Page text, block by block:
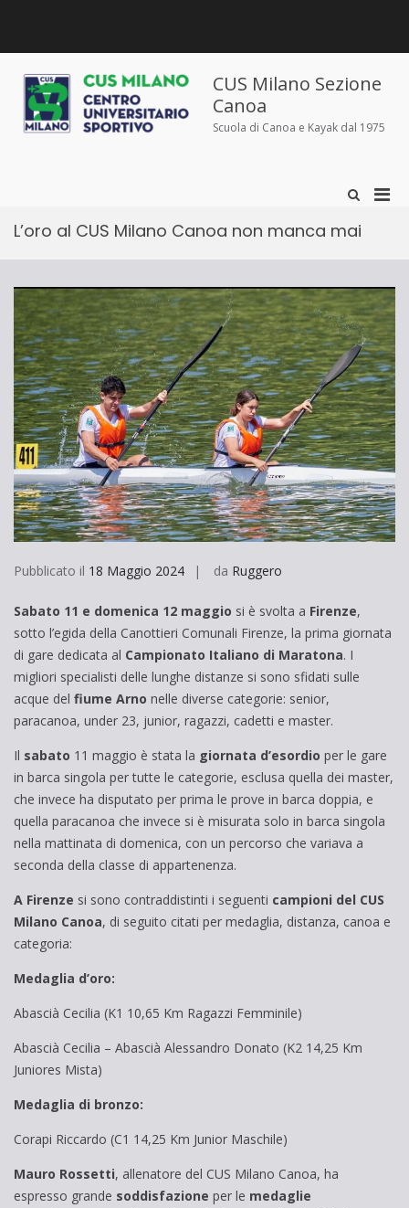
siamo
siamo
e
iscrizioni
sportivo
CUS Milano Sezione
Canoa
Scuola di Canoa e Kayak dal 1975
Mostra
modulo
L’oro al CUS Milano Canoa non manca mai
Pubblicato il 18 Maggio 2024 da Ruggero
Sabato 11 e domenica 12 maggio si è svolta a Firenze,
sotto l’egida della Canottieri Comunali Firenze, la prima giornata
di gare dedicata al Campionato Italiano di Maratona. I
migliori specialisti delle lunghe distanze si sono sfidati sulle
acque del fiume Arno nelle diverse categorie: senior,
paracanoa, under 23, junior, ragazzi, cadetti e master.
Il sabato 11 maggio è stata la giornata d’esordio per le gare
in barca singola per tutte le categorie, esclusa quella dei master,
che invece ha disputato per prima le prove in barca doppia, e
quella paracanoa che invece si è misurata solo in barca singola
nella mattinata di domenica, con un percorso che variava a
seconda della classe di appartenenza.
A Firenze si sono contraddistinti i seguenti campioni del CUS
Milano Canoa, di seguito citati per medaglia, distanza, canoa e
categoria:
Medaglia d’oro:
Abascià Cecilia (K1 10,65 Km Ragazzi Femminile)
Abascià Cecilia – Abascià Alessandro Donato (K2 14,25 Km
Juniores Mista)
Medaglia di bronzo:
Corapi Riccardo (C1 14,25 Km Junior Maschile)
Mauro Rossetti, allenatore del CUS Milano Canoa, ha
espresso grande soddisfazione per le medaglie